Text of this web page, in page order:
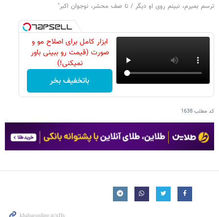
ترسم بمیرم، نبینم روی او دیگر / تا صف محشر، نوجوان اکبر"
ابزار کامل برای اصلاح مو و
صورت (قیمت رو ببینی باور
نمیکنی!)
باتخفیف بخر
کد مطلب1638